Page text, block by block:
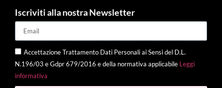
Iscriviti alla nostra Newsletter
Accettazione Trattamento Dati Personali ai Sensi del D.L.
N.196/03 e Gdpr 679/2016 e della normativa applicabile Leggi
informativa